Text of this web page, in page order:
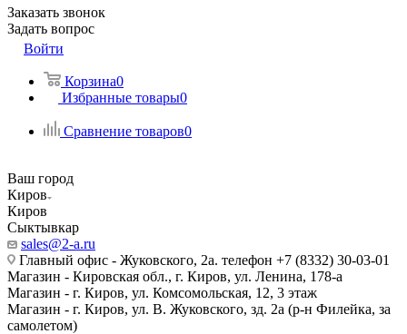
Заказать звонок
Задать вопрос
Войти
Корзина0
Избранные товары0
Сравнение товаров0
Ваш город
Киров
Киров
Сыктывкар
sales@2-a.ru
Главный офис - Жуковского, 2а. телефон +7 (8332) 30-03-01
Магазин - Кировская обл., г. Киров, ул. Ленина, 178-а
Магазин - г. Киров, ул. Комсомольская, 12, 3 этаж
Магазин - г. Киров, ул. В. Жуковского, зд. 2а (р-н Филейка, за
самолетом)